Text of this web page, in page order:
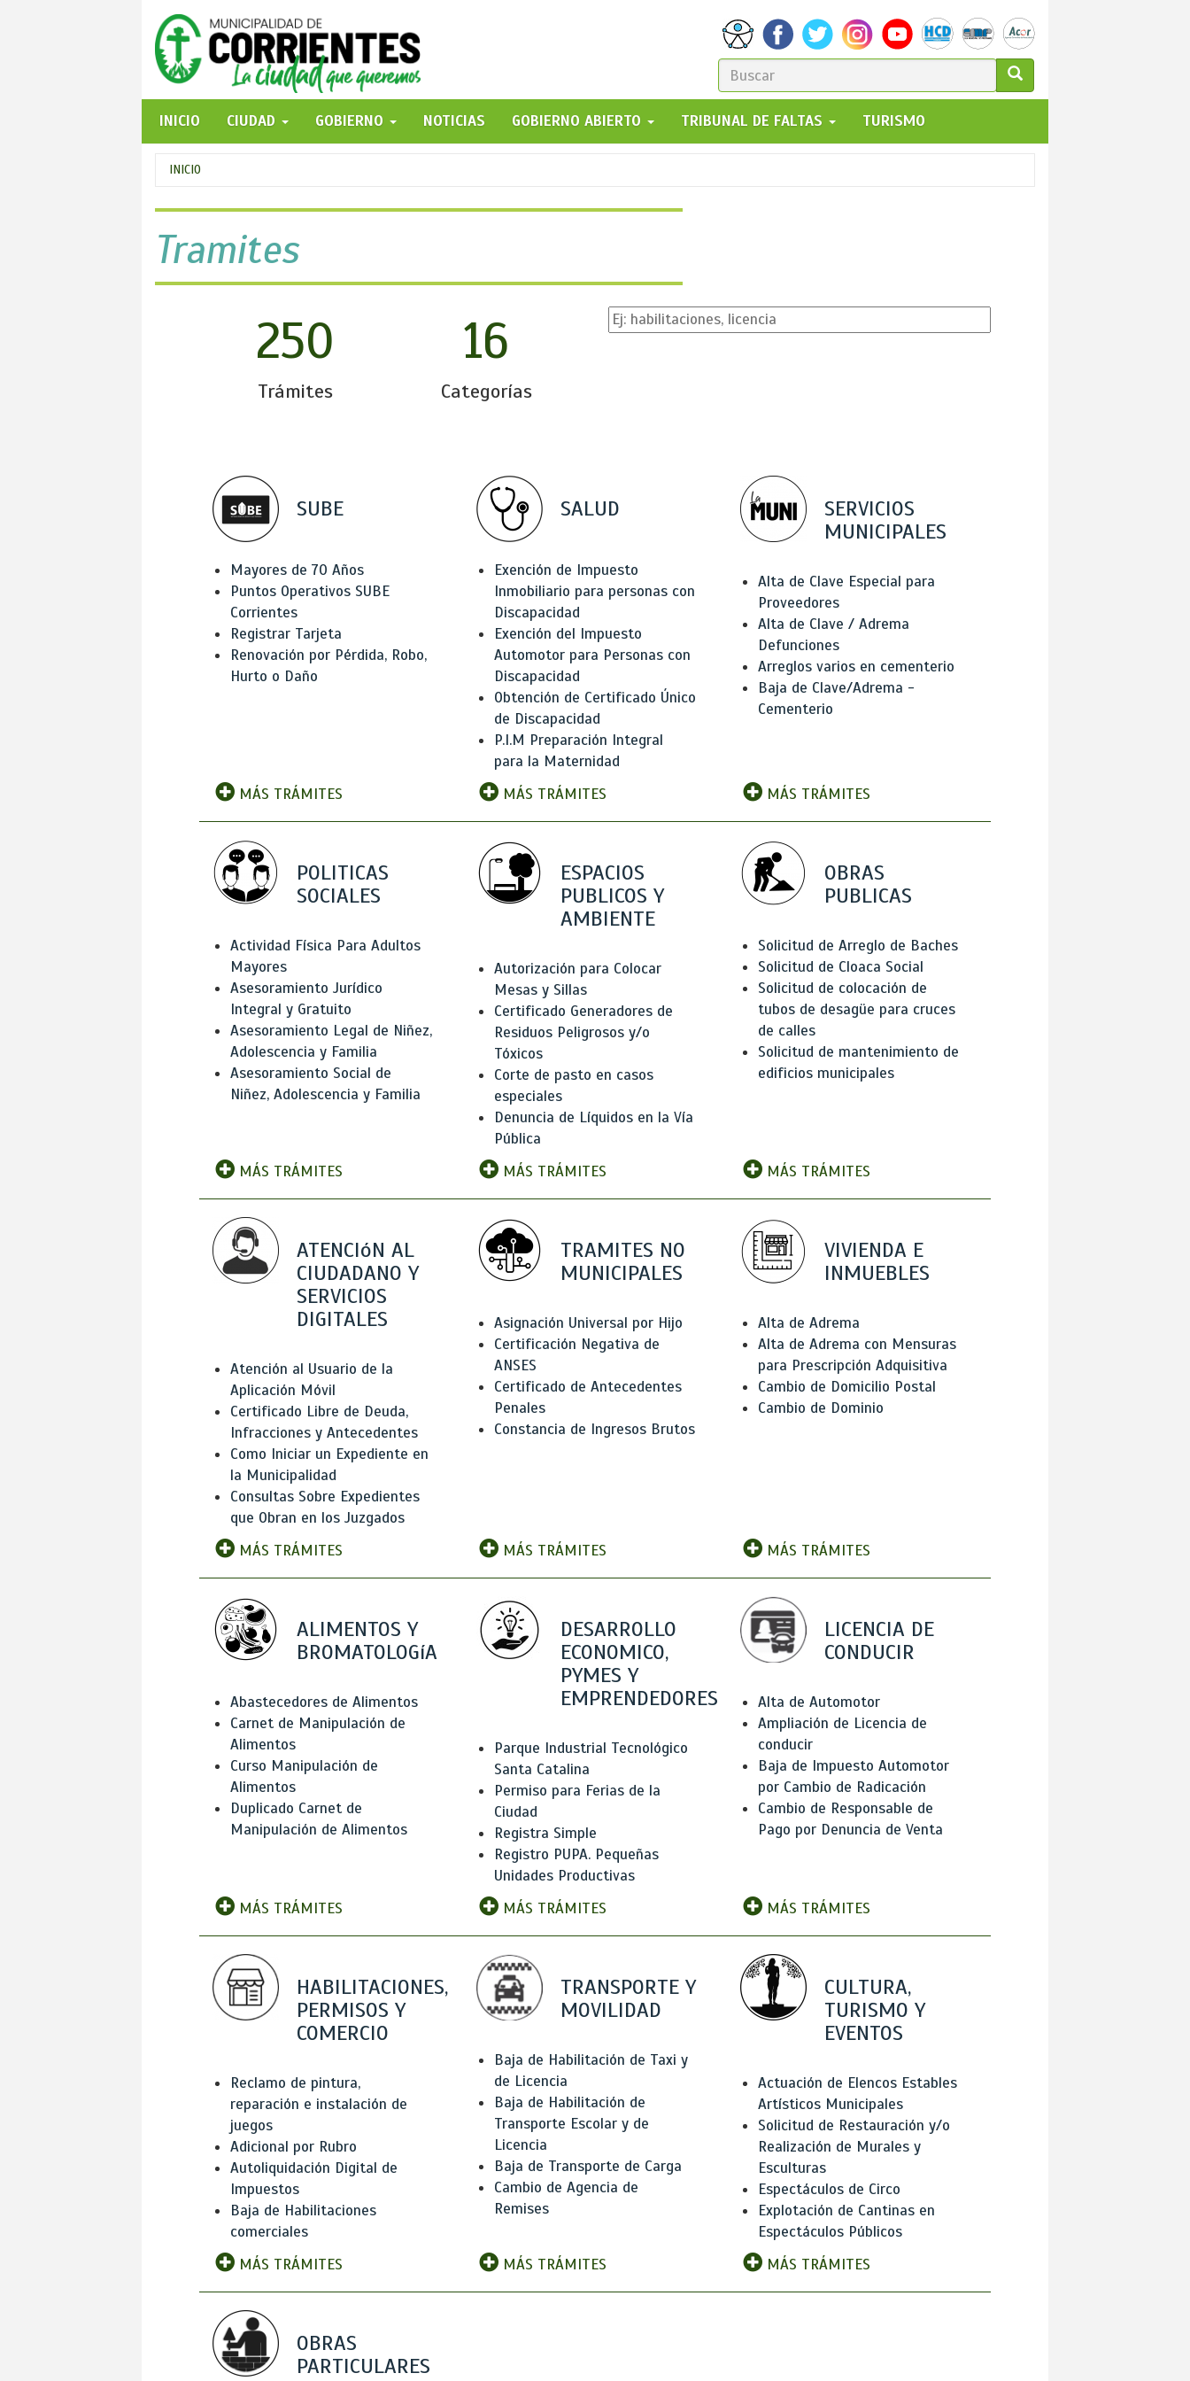
FORMULARIO
DE
BÚSQUEDA
GO!
INICIO
CIUDAD GOBIERNO NOTICIAS GOBIERNO ABIERTO TRIBUNAL DE FALTAS TURISMO
Se
encuentra
usted
aquí
INICIO
Tramites
250
Trámites
16
Categorías
SUBE
Mayores de 70 Años
Puntos Operativos SUBE
Corrientes
Registrar Tarjeta
Renovación por Pérdida, Robo,
Hurto o Daño
MÁS TRÁMITES
SALUD
Exención de Impuesto
Inmobiliario para personas con
Discapacidad
Exención del Impuesto
Automotor para Personas con
Discapacidad
Obtención de Certificado Único
de Discapacidad
P.I.M Preparación Integral
para la Maternidad
MÁS TRÁMITES
SERVICIOS
MUNICIPALES
Alta de Clave Especial para
Proveedores
Alta de Clave / Adrema
Defunciones
Arreglos varios en cementerio
Baja de Clave/Adrema -
Cementerio
MÁS TRÁMITES
POLITICAS
SOCIALES
Actividad Física Para Adultos
Mayores
Asesoramiento Jurídico
Integral y Gratuito
Asesoramiento Legal de Niñez,
Adolescencia y Familia
Asesoramiento Social de
Niñez, Adolescencia y Familia
MÁS TRÁMITES
ESPACIOS
PUBLICOS Y
AMBIENTE
Autorización para Colocar
Mesas y Sillas
Certificado Generadores de
Residuos Peligrosos y/o
Tóxicos
Corte de pasto en casos
especiales
Denuncia de Líquidos en la Vía
Pública
MÁS TRÁMITES
OBRAS
PUBLICAS
Solicitud de Arreglo de Baches
Solicitud de Cloaca Social
Solicitud de colocación de
tubos de desagüe para cruces
de calles
Solicitud de mantenimiento de
edificios municipales
MÁS TRÁMITES
ATENCIóN AL
CIUDADANO Y
SERVICIOS
DIGITALES
Atención al Usuario de la
Aplicación Móvil
Certificado Libre de Deuda,
Infracciones y Antecedentes
Como Iniciar un Expediente en
la Municipalidad
Consultas Sobre Expedientes
que Obran en los Juzgados
MÁS TRÁMITES
TRAMITES NO
MUNICIPALES
Asignación Universal por Hijo
Certificación Negativa de
ANSES
Certificado de Antecedentes
Penales
Constancia de Ingresos Brutos
MÁS TRÁMITES
VIVIENDA E
INMUEBLES
Alta de Adrema
Alta de Adrema con Mensuras
para Prescripción Adquisitiva
Cambio de Domicilio Postal
Cambio de Dominio
MÁS TRÁMITES
ALIMENTOS Y
BROMATOLOGíA
Abastecedores de Alimentos
Carnet de Manipulación de
Alimentos
Curso Manipulación de
Alimentos
Duplicado Carnet de
Manipulación de Alimentos
MÁS TRÁMITES
DESARROLLO
ECONOMICO,
PYMES Y
EMPRENDEDORES
Parque Industrial Tecnológico
Santa Catalina
Permiso para Ferias de la
Ciudad
Registra Simple
Registro PUPA. Pequeñas
Unidades Productivas
MÁS TRÁMITES
LICENCIA DE
CONDUCIR
Alta de Automotor
Ampliación de Licencia de
conducir
Baja de Impuesto Automotor
por Cambio de Radicación
Cambio de Responsable de
Pago por Denuncia de Venta
MÁS TRÁMITES
HABILITACIONES,
PERMISOS Y
COMERCIO
Reclamo de pintura,
reparación e instalación de
juegos
Adicional por Rubro
Autoliquidación Digital de
Impuestos
Baja de Habilitaciones
comerciales
MÁS TRÁMITES
TRANSPORTE Y
MOVILIDAD
Baja de Habilitación de Taxi y
de Licencia
Baja de Habilitación de
Transporte Escolar y de
Licencia
Baja de Transporte de Carga
Cambio de Agencia de
Remises
MÁS TRÁMITES
CULTURA,
TURISMO Y
EVENTOS
Actuación de Elencos Estables
Artísticos Municipales
Solicitud de Restauración y/o
Realización de Murales y
Esculturas
Espectáculos de Circo
Explotación de Cantinas en
Espectáculos Públicos
MÁS TRÁMITES
OBRAS
PARTICULARES